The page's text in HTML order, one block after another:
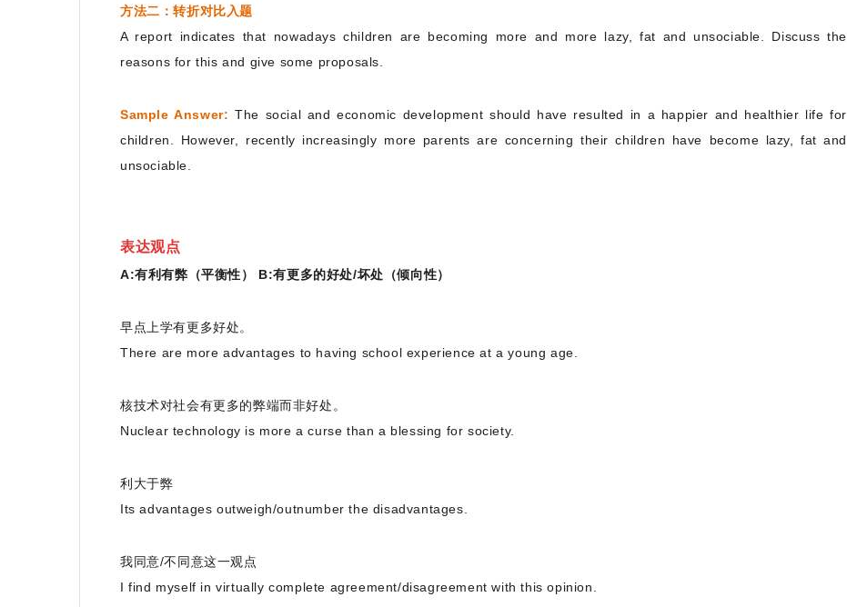
方法二：转折对比入题
A report indicates that nowadays children are becoming more and more lazy, fat and unsociable. Discuss the
reasons for this and give some proposals.
Sample Answer: The social and economic development should have resulted in a happier and healthier life for
children. However, recently increasingly more parents are concerning their children have become lazy, fat and
unsociable.
表达观点
A:有利有弊（平衡性） B:有更多的好处/坏处（倾向性）
早点上学有更多好处。
There are more advantages to having school experience at a young age.
核技术对社会有更多的弊端而非好处。
Nuclear technology is more a curse than a blessing for society.
利大于弊
Its advantages outweigh/outnumber the disadvantages.
我同意/不同意这一观点
I find myself in virtually complete agreement/disagreement with this opinion.